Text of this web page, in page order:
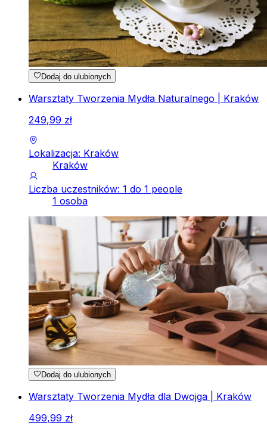
Dodaj do ulubionych
Warsztaty Tworzenia Mydła Naturalnego | Kraków
249,99 zł
Lokalizacja: Kraków
Kraków
Liczba uczestników: 1 do 1 people
1 osoba
Dodaj do ulubionych
Warsztaty Tworzenia Mydła dla Dwojga | Kraków
499,99 zł